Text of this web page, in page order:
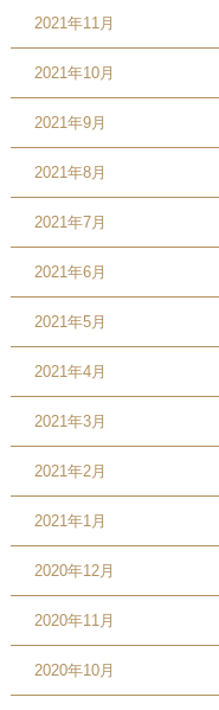
2021年11月
2021年10月
2021年9月
2021年8月
2021年7月
2021年6月
2021年5月
2021年4月
2021年3月
2021年2月
2021年1月
2020年12月
2020年11月
2020年10月